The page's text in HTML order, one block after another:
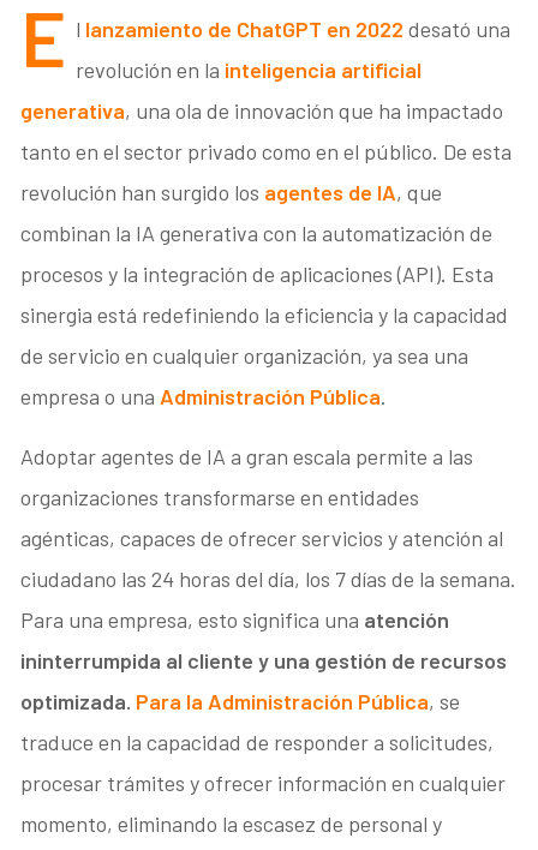
E l lanzamiento de ChatGPT en 2022 desató una
revolución en la inteligencia artificial
generativa, una ola de innovación que ha impactado
tanto en el sector privado como en el público. De esta
revolución han surgido los agentes de IA, que
combinan la IA generativa con la automatización de
procesos y la integración de aplicaciones (API). Esta
sinergia está redefiniendo la eficiencia y la capacidad
de servicio en cualquier organización, ya sea una
empresa o una Administración Pública.
Adoptar agentes de IA a gran escala permite a las
organizaciones transformarse en entidades
agénticas, capaces de ofrecer servicios y atención al
ciudadano las 24 horas del día, los 7 días de la semana.
Para una empresa, esto significa una atención
ininterrumpida al cliente y una gestión de recursos
optimizada. Para la Administración Pública, se
traduce en la capacidad de responder a solicitudes,
procesar trámites y ofrecer información en cualquier
momento, eliminando la escasez de personal y